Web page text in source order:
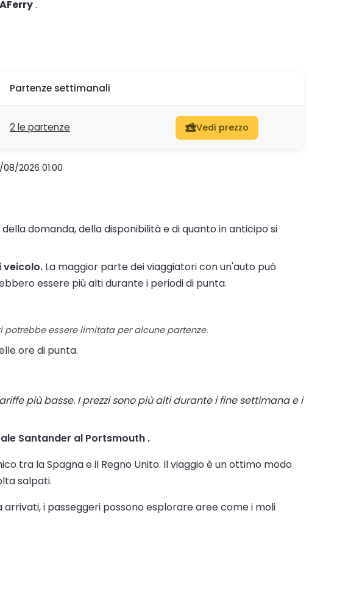
AFerry.
Partenze settimanali
2 le partenze Vedi prezzo
2026 01:00
domanda, della disponibilità e di quanto in anticipo si
veicolo. La maggior parte dei viaggiatori con un'auto può
essere più alti durante i periodi di punta.
essere limitata per alcune partenze.
ore di punta.
più basse. I prezzi sono più alti durante i fine settimana e i
Santander al Portsmouth .
tra la Spagna e il Regno Unito. Il viaggio è un ottimo modo
salpati.
i passeggeri possono esplorare aree come i moli